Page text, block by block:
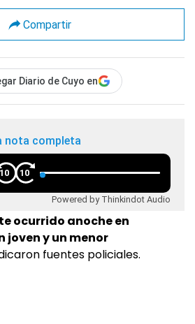
Compartir
Diario de Cuyo en
nota completa
10 10
Powered by Thinkindot Audio
ocurrido anoche en
joven y un menor
fuentes policiales.